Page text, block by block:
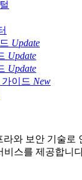
Update
Update
Update
이드 New
와 보안 기술로
비스를 제공합니